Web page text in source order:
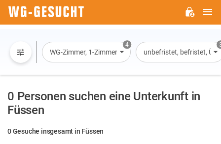
4
WG-Zimmer, 1-Zimmer-Wohnung, Wohnung, Haus
unbefristet, befristet,
0 Personen suchen eine Unterkunft in
Füssen
0 Gesuche insgesamt in Füssen